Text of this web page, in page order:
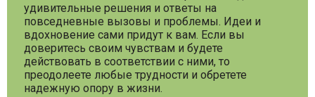
удивительные решения и ответы на
повседневные вызовы и проблемы. Идеи и
вдохновение сами придут к вам. Если вы
доверитесь своим чувствам и будете
действовать в соответствии с ними, то
преодолеете любые трудности и обретете
надежную опору в жизни.